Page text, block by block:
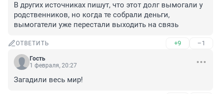
В других источниках пишут, что этот долг вымогали у
родственников, но когда те собрали деньги,
вымогатели уже перестали выходить на связь
ОТВЕТИТЬ +9 –1
Гость
1 февраля, 20:27
Загадили весь мир!